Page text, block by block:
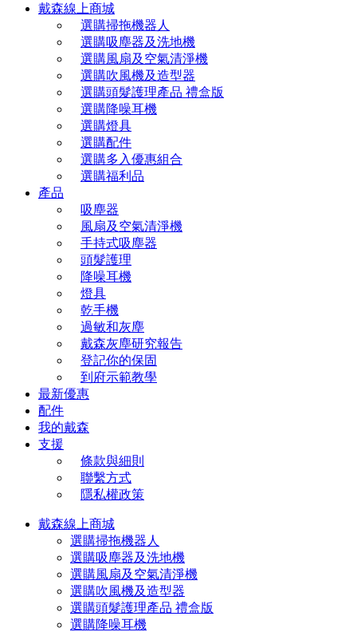
戴森線上商城
選購掃拖機器人
選購吸塵器及洗地機
選購風扇及空氣清淨機
選購吹風機及造型器
選購頭髮護理產品 禮盒版
選購降噪耳機
選購燈具
選購配件
選購多入優惠組合
選購福利品
產品
吸塵器
風扇及空氣清淨機
手持式吸塵器
頭髮護理
降噪耳機
燈具
乾手機
過敏和灰塵
戴森灰塵研究報告
登記你的保固
到府示範教學
最新優惠
配件
我的戴森
支援
條款與細則
聯繫方式
隱私權政策
戴森線上商城
選購掃拖機器人
選購吸塵器及洗地機
選購風扇及空氣清淨機
選購吹風機及造型器
選購頭髮護理產品 禮盒版
選購降噪耳機